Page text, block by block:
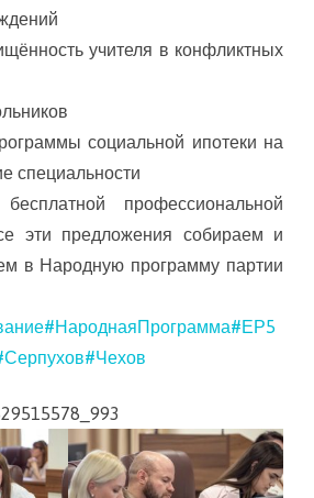
учителя в конфликтных
социальной ипотеки на
специальности
профессиональной
эти предложения собираем и
в Народную программу партии
#НароднаяПрограмма#ЕР5
#Чехов